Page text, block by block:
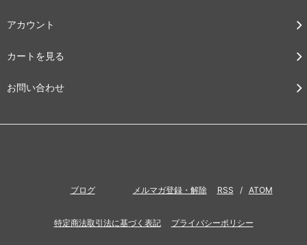
アカウント
カートを見る
お問い合わせ
ブログ メルマガ登録・解除 RSS / ATOM
特定商法取引法に基づく表記 プライバシーポリシー